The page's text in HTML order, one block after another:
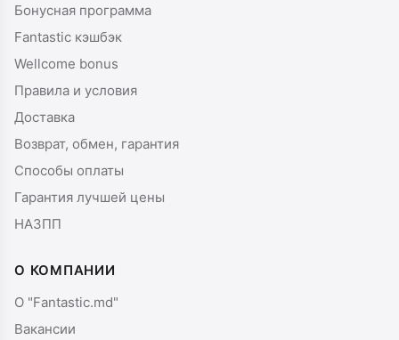
Бонусная программа
Fantastic кэшбэк
Wellcome bonus
Правила и условия
Доставка
Возврат, обмен, гарантия
Способы оплаты
Гарантия лучшей цены
НАЗПП
О КОМПАНИИ
О "Fantastic.md"
Вакансии